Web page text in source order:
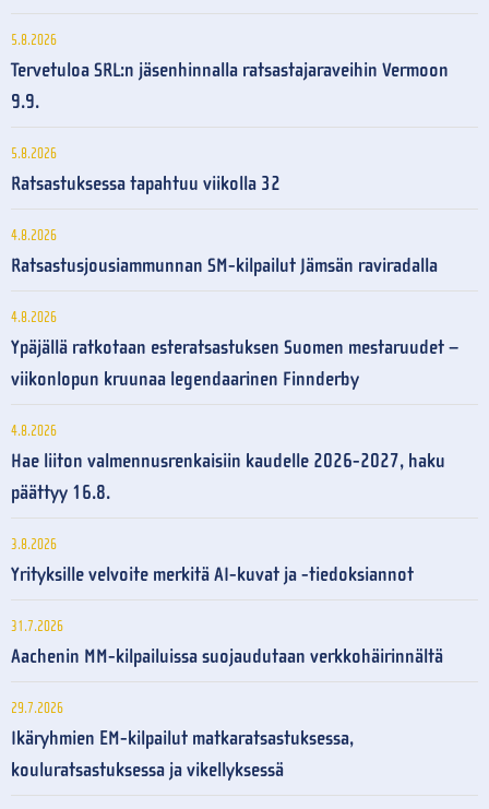
5.8.2026
Tervetuloa SRL:n jäsenhinnalla ratsastajaraveihin Vermoon
9.9.
5.8.2026
Ratsastuksessa tapahtuu viikolla 32
4.8.2026
Ratsastusjousiammunnan SM-kilpailut Jämsän raviradalla
4.8.2026
Ypäjällä ratkotaan esteratsastuksen Suomen mestaruudet –
viikonlopun kruunaa legendaarinen Finnderby
4.8.2026
Hae liiton valmennusrenkaisiin kaudelle 2026-2027, haku
päättyy 16.8.
3.8.2026
Yrityksille velvoite merkitä AI-kuvat ja -tiedoksiannot
31.7.2026
Aachenin MM-kilpailuissa suojaudutaan verkkohäirinnältä
29.7.2026
Ikäryhmien EM-kilpailut matkaratsastuksessa,
kouluratsastuksessa ja vikellyksessä